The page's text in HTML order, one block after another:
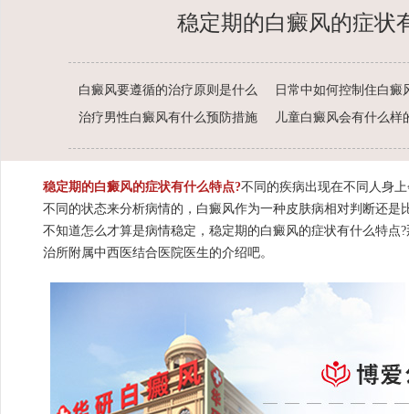
稳定期的白癜风的症状
白癜风要遵循的治疗原则是什么
治疗男性白癜风有什么预防措施
儿童白癜风会有什么样
稳定期的白癜风的症状有什么特点?不同的疾病出现在不同人身
不同的状态来分析病情的，白癜风作为一种皮肤病相对判断还是
不知道怎么才算是病情稳定，稳定期的白癜风的症状有什么特点
治所附属中西医结合医院医生的介绍吧。